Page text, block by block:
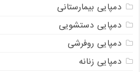
دمپایی بیمارستانی
دمپایی دستشویی
دمپایی روفرشی
دمپایی زنانه